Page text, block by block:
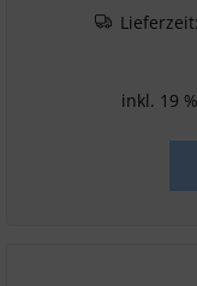
Lieferzeit:
inkl. 19